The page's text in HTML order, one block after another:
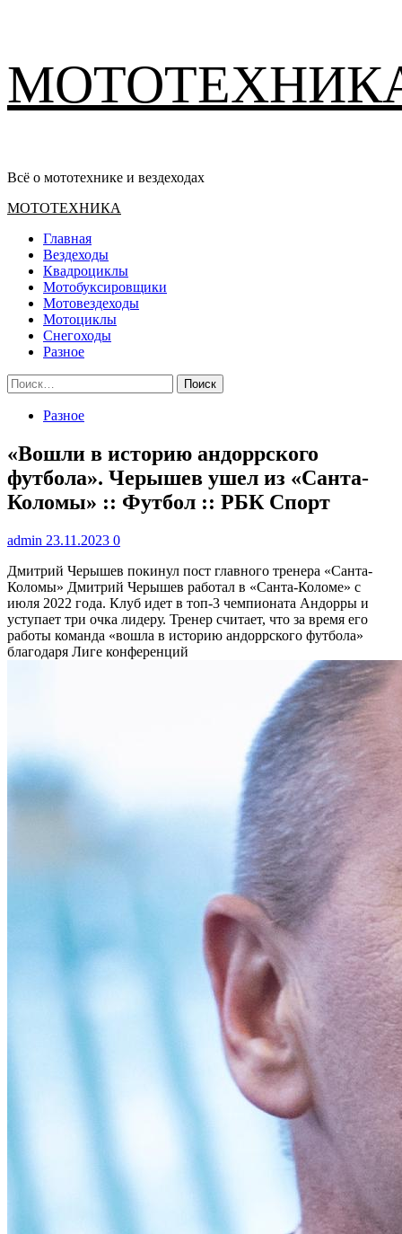
содержимому
Всё о мототехнике и вездеходах
Основное
МОТОТЕХНИКА
Главная
Вездеходы
Квадроциклы
Мотобуксировщики
Мотовездеходы
Мотоциклы
Снегоходы
Разное
Найти:
Разное
«Вошли в историю андоррского
футбола». Черышев ушел из «Санта-
Коломы» :: Футбол :: РБК Спорт
admin 23.11.2023 0
Дмитрий Черышев покинул пост главного тренера «Санта-
Коломы» Дмитрий Черышев работал в «Санта-Коломе» с
июля 2022 года. Клуб идет в топ-3 чемпионата Андорры и
уступает три очка лидеру. Тренер считает, что за время его
работы команда «вошла в историю андоррского футбола»
благодаря Лиге конференций